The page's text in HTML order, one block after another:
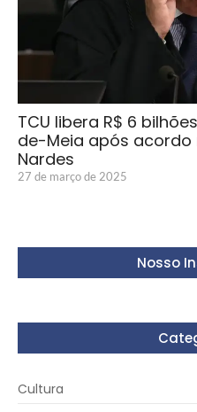
TCU libera R$ 6
de-Meia após
Nardes
27 de março de 2025
Nosso
Cultura